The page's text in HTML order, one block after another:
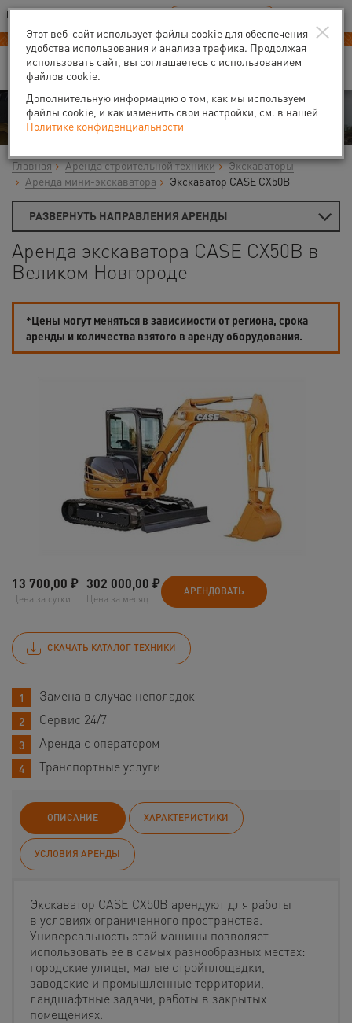
Ваш город:Великий Новгород
В Вашем регионе нет наших офисов
-40% на арендукомпрессоров
RU EN
Аренда
Главная Аренда строительной техники
Экскаваторы
Аренда мини-экскаватора
Экскаватор CASE CX50B
РАЗВЕРНУТЬ НАПРАВЛЕНИЯ АРЕНДЫ
Аренда экскаватора CASE CX50B в
Великом Новгороде
*Цены могут меняться в зависимости от региона, срока
аренды и количества взятого в аренду оборудования.
13 700,00 ₽
Цена за сутки
302 000,00 ₽
Цена за месяц
АРЕНДОВАТЬ
СКАЧАТЬ КАТАЛОГ ТЕХНИКИ
Замена в случае неполадок
Сервис 24/7
Аренда с оператором
Транспортные услуги
ОПИСАНИЕ ХАРАКТЕРИСТИКИ
УСЛОВИЯ АРЕНДЫ
Экскаватор CASE CX50B арендуют для работы
в условиях ограниченного пространства.
Универсальность этой машины позволяет
использовать ее в самых разнообразных местах:
городские улицы, малые стройплощадки,
заводские и промышленные территории,
ландшафтные задачи, работы в закрытых
помещениях.
×
Этот веб-сайт использует файлы cookie для обеспечения
удобства использования и анализа трафика. Продолжая
использовать сайт, вы соглашаетесь с использованием
файлов cookie.
Дополнительную информацию о том, как мы используем
файлы cookie, и как изменить свои настройки, см. в нашей
Политике конфиденциальности